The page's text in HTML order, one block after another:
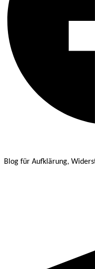
Blog für Aufklärung,